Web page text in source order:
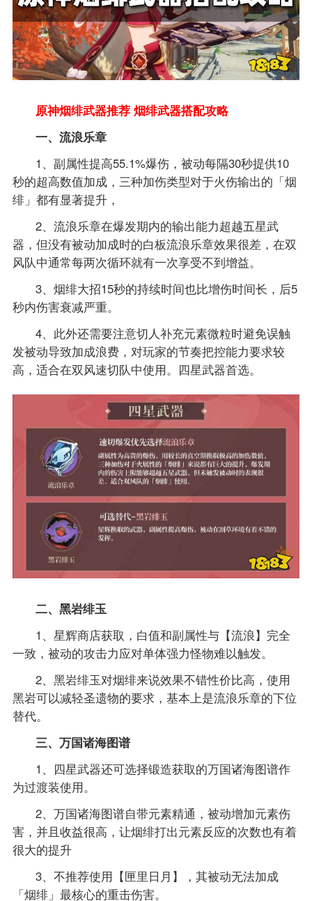
原神烟绯武器推荐 烟绯武器搭配攻略
一、流浪乐章
1、副属性提高55.1%爆伤，被动每隔30秒提供10
秒的超高数值加成，三种加伤类型对于火伤输出的「烟
绯」都有显著提升，
2、流浪乐章在爆发期内的输出能力超越五星武
器，但没有被动加成时的白板流浪乐章效果很差，在双
风队中通常每两次循环就有一次享受不到增益。
3、烟绯大招15秒的持续时间也比增伤时间长，后5
秒内伤害衰减严重。
4、此外还需要注意切人补充元素微粒时避免误触
发被动导致加成浪费，对玩家的节奏把控能力要求较
高，适合在双风速切队中使用。四星武器首选。
二、黑岩绯玉
1、星辉商店获取，白值和副属性与【流浪】完全
一致，被动的攻击力应对单体强力怪物难以触发。
2、黑岩绯玉对烟绯来说效果不错性价比高，使用
黑岩可以减轻圣遗物的要求，基本上是流浪乐章的下位
替代。
三、万国诸海图谱
1、四星武器还可选择锻造获取的万国诸海图谱作
为过渡装使用。
2、万国诸海图谱自带元素精通，被动增加元素伤
害，并且收益很高，让烟绯打出元素反应的次数也有着
很大的提升
3、不推荐使用【匣里日月】，其被动无法加成
「烟绯」最核心的重击伤害。